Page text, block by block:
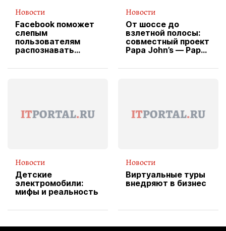
Новости
Facebook поможет
слепым
пользователям
распознавать
Новости
От шоссе до
взлетной полосы:
совместный проект
Papa John’s — Papa
вводит
Новости
Детские
электромобили:
мифы и реальность
Новости
Виртуальные туры
внедряют в бизнес